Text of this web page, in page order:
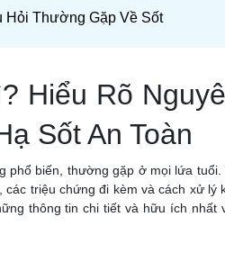
Hỏi Thường Gặp Về Sốt
Hiểu Rõ
Sốt An Toàn
phổ biến, thường gặp ở mọi lứa
các triệu chứng đi kèm và cách xử
thông tin chi tiết và hữu ích